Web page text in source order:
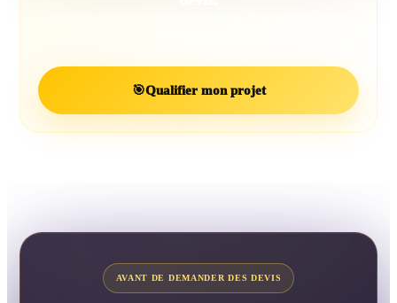
🎯Qualifier mon projet
AVANT DE DEMANDER DES DEVIS